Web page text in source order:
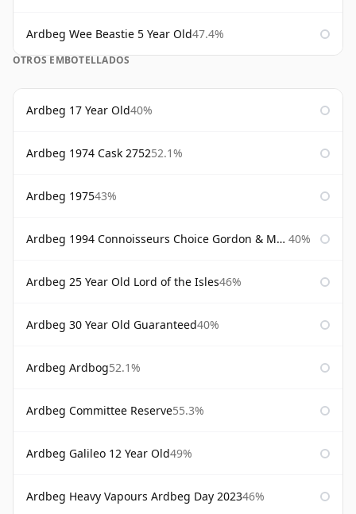
Ardbeg Wee Beastie 5 Year Old47.4%
OTROS EMBOTELLADOS
Ardbeg 17 Year Old40%
Ardbeg 1974 Cask 275252.1%
Ardbeg 197543%
Ardbeg 1994 Connoisseurs Choice Gordon & Macphail 40%
Ardbeg 25 Year Old Lord of the Isles46%
Ardbeg 30 Year Old Guaranteed40%
Ardbeg Ardbog52.1%
Ardbeg Committee Reserve55.3%
Ardbeg Galileo 12 Year Old49%
Ardbeg Heavy Vapours Ardbeg Day 202346%